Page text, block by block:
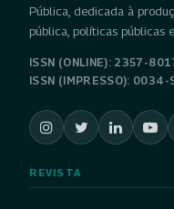
Pública, dedicada à
pública, políticas públicas
ISSN (ONLINE): 2357-
ISSN (IMPRESSO):
REVISTA